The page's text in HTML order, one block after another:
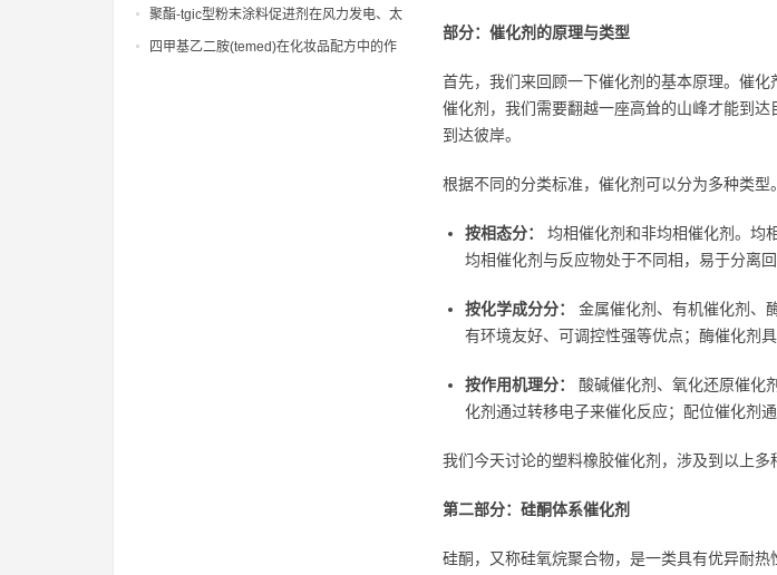
部分：催化剂的原理与类型
首先，我们来回顾一下催化剂的基本原理。催
催化剂，我们需要翻越一座高耸的山峰才能到
到达彼岸。
根据不同的分类标准，催化剂可以分为多种类型。
按相态分：
均相催化剂和非均相催化剂。均
均相催化剂与反应物处于不同相，易于分离
按化学成分分：
金属催化剂、有机催化剂、
有环境友好、可调控性强等优点；酶催化剂
按作用机理分：
酸碱催化剂、氧化还原催化
化剂通过转移电子来催化反应；配位催化剂
我们今天讨论的塑料橡胶催化剂，涉及到以上多
第二部分：硅酮体系催化剂
硅酮，又称硅氧烷聚合物，是一类具有优异耐
耐久性的贡献
聚酯-tgic型粉末涂料促进剂在风力发电、太
阳能设备粉末涂装中的mdi应用优势
四甲基乙二胺(temed)在化妆品配方中的作